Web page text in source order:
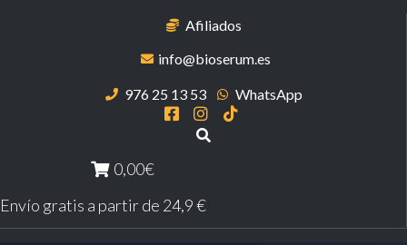
Afiliados
info@bioserum.es
976 25 13 53 WhatsApp
0,00€
Envío gratis a partir de 24,9 €